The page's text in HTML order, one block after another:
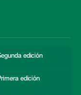
edición
edición